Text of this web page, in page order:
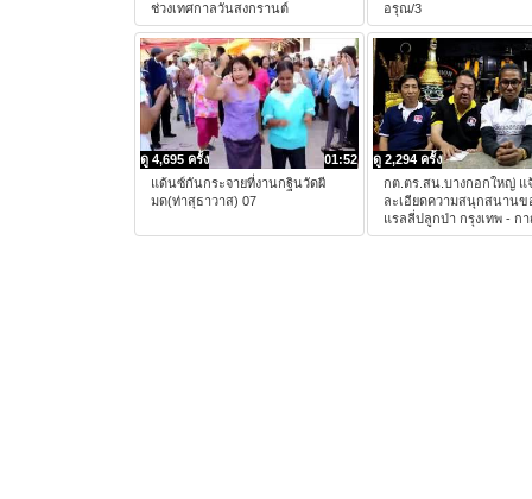
ช่วงเทศกาลวันสงกรานต์
อรุณ/3
01:52
ดู 4,695 ครั้ง
แด้นซ์กันกระจายที่งานกฐินวัดผี
มด(ท่าสุธาวาส) 07
ดู 2,294 ครั้ง
กต.ตร.สน.บางกอกใหญ่ แ
ละเอียดความสนุกสนานข
แรลลี่ปลูกป่า กรุงเทพ - ก